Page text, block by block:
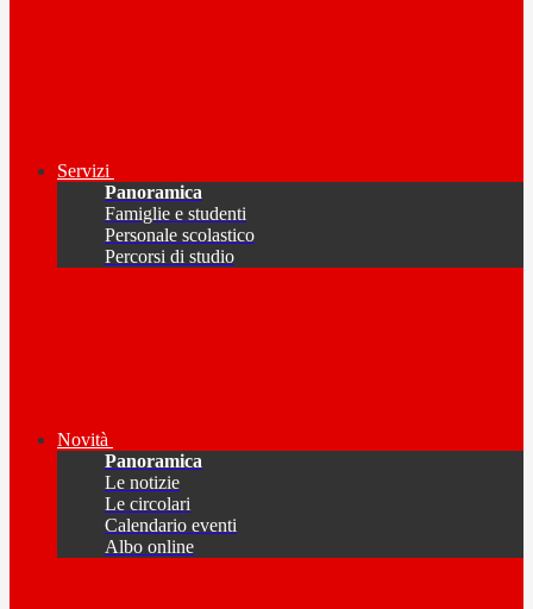
Servizi
Panoramica
Famiglie e studenti
Personale scolastico
Percorsi di studio
Novità
Panoramica
Le notizie
Le circolari
Calendario eventi
Albo online